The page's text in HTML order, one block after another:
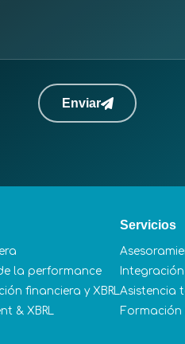
Enviar
la performance
financiera y XBRL
& XBRL
Servicios
Integración
Asistencia
Formación